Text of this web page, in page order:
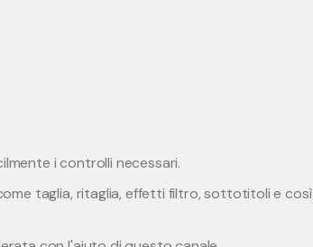
i controlli necessari.
taglia, ritaglia, effetti filtro, sottotitoli e così